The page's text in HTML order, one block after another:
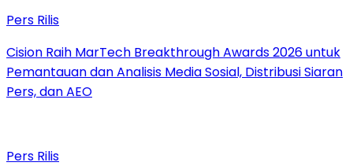
Pers Rilis
Cision Raih MarTech Breakthrough Awards 2026 untuk
Pemantauan dan Analisis Media Sosial, Distribusi Siaran
Pers, dan AEO
Pers Rilis